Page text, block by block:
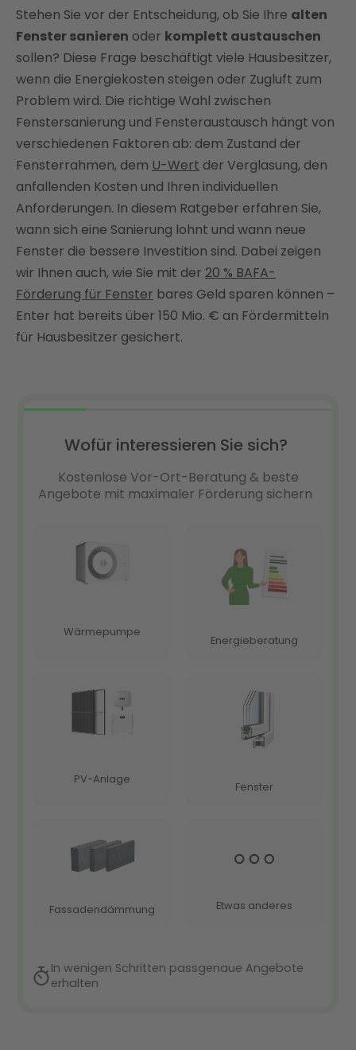
Wann ist ein Fensteraustausch die bessere Wahl?
Fenster sanieren oder austauschen: Vor- und
Nachteile im Überblick
Kosten im Vergleich: Sanierung vs. Austausch
Bis zu 20 % Förderung für Fenster sichern
Fazit: Enter findet die passende Lösung für Ihre
Fenster
FAQ
Stehen Sie vor der Entscheidung, ob Sie Ihre alten
Fenster sanieren oder komplett austauschen
sollen? Diese Frage beschäftigt viele Hausbesitzer,
wenn die Energiekosten steigen oder Zugluft zum
Problem wird. Die richtige Wahl zwischen
Fenstersanierung und Fensteraustausch hängt von
verschiedenen Faktoren ab: dem Zustand der
Fensterrahmen, dem U-Wert der Verglasung, den
anfallenden Kosten und Ihren individuellen
Anforderungen. In diesem Ratgeber erfahren Sie,
wann sich eine Sanierung lohnt und wann neue
Fenster die bessere Investition sind. Dabei zeigen
wir Ihnen auch, wie Sie mit der 20 % BAFA-
Förderung für Fenster bares Geld sparen können –
Enter hat bereits über 150 Mio. € an Fördermitteln
für Hausbesitzer gesichert.